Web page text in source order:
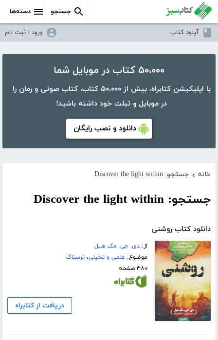
دسته‌ها جستجو
آپلود کتاب ورود / ثبت نام
۵۰،۰۰۰ کتاب در موبایل شما
با اپلیکیشن کتابراه، بیش از ۵۰،۰۰۰ کتاب، کتاب صوتی و رمان را
در موبایل و تبلت خود داشته باشید!
دانلود و نصب رایگان
خانه › جستجو: Discover the light within
جستجو: Discover the light within
دانلود کتاب روشنی
از:دی. جی. مک هیل
موضوع: علمی و تخیلی،ترسناک
۳۸۰ صفحه
دریافت از کتابراه